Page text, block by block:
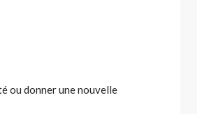
ou donner une nouvelle